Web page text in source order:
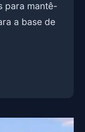
para mantê-
a base de